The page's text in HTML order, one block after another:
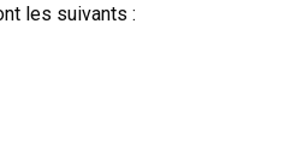
les suivants :